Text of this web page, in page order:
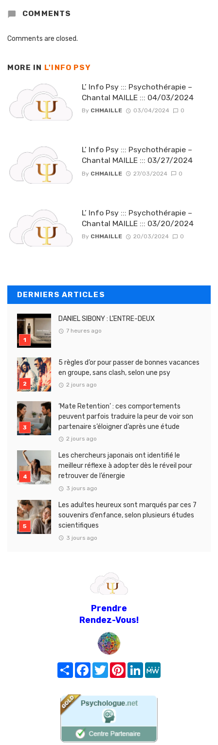
COMMENTS
Comments are closed.
MORE IN L'INFO PSY
L’ Info Psy ::: Psychothérapie –
Chantal MAILLE ::: 04/03/2024
By CHMAILLE 03/04/2024 0
L’ Info Psy ::: Psychothérapie –
Chantal MAILLE ::: 03/27/2024
By CHMAILLE 27/03/2024 0
L’ Info Psy ::: Psychothérapie –
Chantal MAILLE ::: 03/20/2024
By CHMAILLE 20/03/2024 0
DERNIERS ARTICLES
DANIEL SIBONY : L’ENTRE-DEUX
7 heures ago
5 règles d’or pour passer de bonnes vacances
en groupe, sans clash, selon une psy
2 jours ago
‘Mate Retention’ : ces comportements
peuvent parfois traduire la peur de voir son
partenaire s’éloigner d’après une étude
2 jours ago
Les chercheurs japonais ont identifié le
meilleur réflexe à adopter dès le réveil pour
retrouver de l’énergie
3 jours ago
Les adultes heureux sont marqués par ces 7
souvenirs d’enfance, selon plusieurs études
scientifiques
3 jours ago
Prendre
Rendez-Vous!
Share FacebookTwitterPinterest
LinkedIn